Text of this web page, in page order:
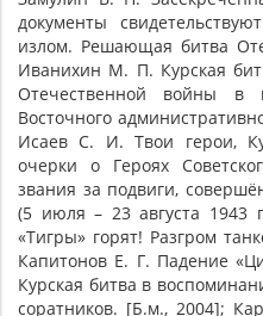
документы
излом. Решающая битва
Иванихин М. П. Курская
Отечественной войны в
Восточного
Исаев С. И. Твои герои,
очерки о Героях
звания за подвиги,
(5 июля – 23 августа 1943
«Тигры» горят! Разгром
Капитонов Е. Г. Падение
Курская битва в
соратников. [Б.м., 2004];